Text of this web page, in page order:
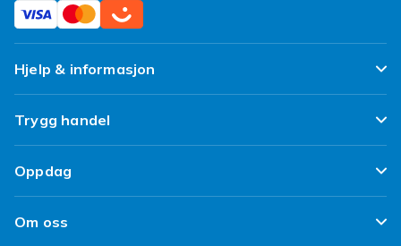
Hjelp & informasjon
Ofte stilte spørsmål
Spor pakken min
Angre & returner her
Leverering
Trygg handel
Fornøyd kunde-løfte
Kundeanmeldelser
Oppdag
Design dine egne klær
Om oss